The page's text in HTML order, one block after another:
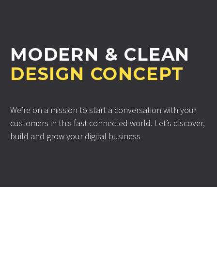
MODERN & CLEAN
DESIGN CONCEPT
We’re on a mission to start a conversation with your
customers in this fast connected world. Let’s discover,
build and grow your digital business